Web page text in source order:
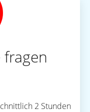
2 Stunden